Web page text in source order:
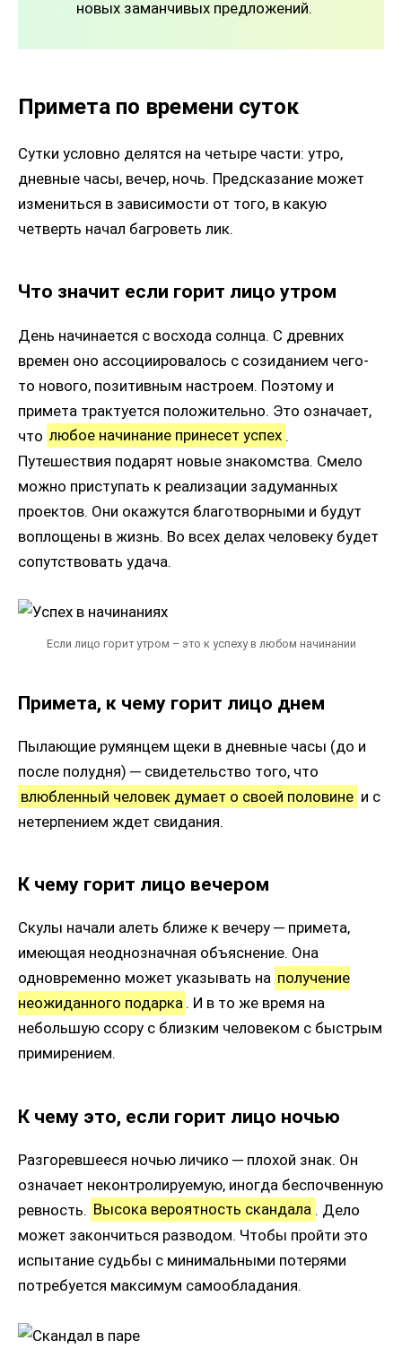
новых заманчивых предложений.
Примета по времени суток
Сутки условно делятся на четыре части: утро,
дневные часы, вечер, ночь. Предсказание может
измениться в зависимости от того, в какую
четверть начал багроветь лик.
Что значит если горит лицо утром
День начинается с восхода солнца. С древних
времен оно ассоциировалось с созиданием чего-
то нового, позитивным настроем. Поэтому и
примета трактуется положительно. Это означает,
что любое начинание принесет успех .
Путешествия подарят новые знакомства. Смело
можно приступать к реализации задуманных
проектов. Они окажутся благотворными и будут
воплощены в жизнь. Во всех делах человеку будет
сопутствовать удача.
Если лицо горит утром – это к успеху в любом начинании
Примета, к чему горит лицо днем
Пылающие румянцем щеки в дневные часы (до и
после полудня) ─ свидетельство того, что
влюбленный человек думает о своей половине и с
нетерпением ждет свидания.
К чему горит лицо вечером
Скулы начали алеть ближе к вечеру ─ примета,
имеющая неоднозначная объяснение. Она
одновременно может указывать на получение
неожиданного подарка . И в то же время на
небольшую ссору с близким человеком с быстрым
примирением.
К чему это, если горит лицо ночью
Разгоревшееся ночью личико ─ плохой знак. Он
означает неконтролируемую, иногда беспочвенную
ревность. Высока вероятность скандала . Дело
может закончиться разводом. Чтобы пройти это
испытание судьбы с минимальными потерями
потребуется максимум самообладания.